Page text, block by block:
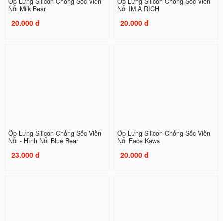
Nổi Milk Bear
20.000 đ
Nổi IM A RICH
20.000 đ
Ốp Lưng Silicon Chống Sốc Viền
Nổi - Hình Nổi Blue Bear
23.000 đ
Ốp Lưng Silicon Chống Sốc Viền
Nổi Face Kaws
20.000 đ